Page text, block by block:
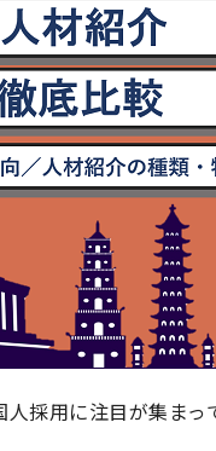
採用に注目が集まっ